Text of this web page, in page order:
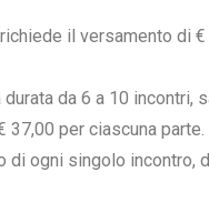
il versamento di
da 6 a 10
37,00 per ciascuna parte.
di ogni singolo